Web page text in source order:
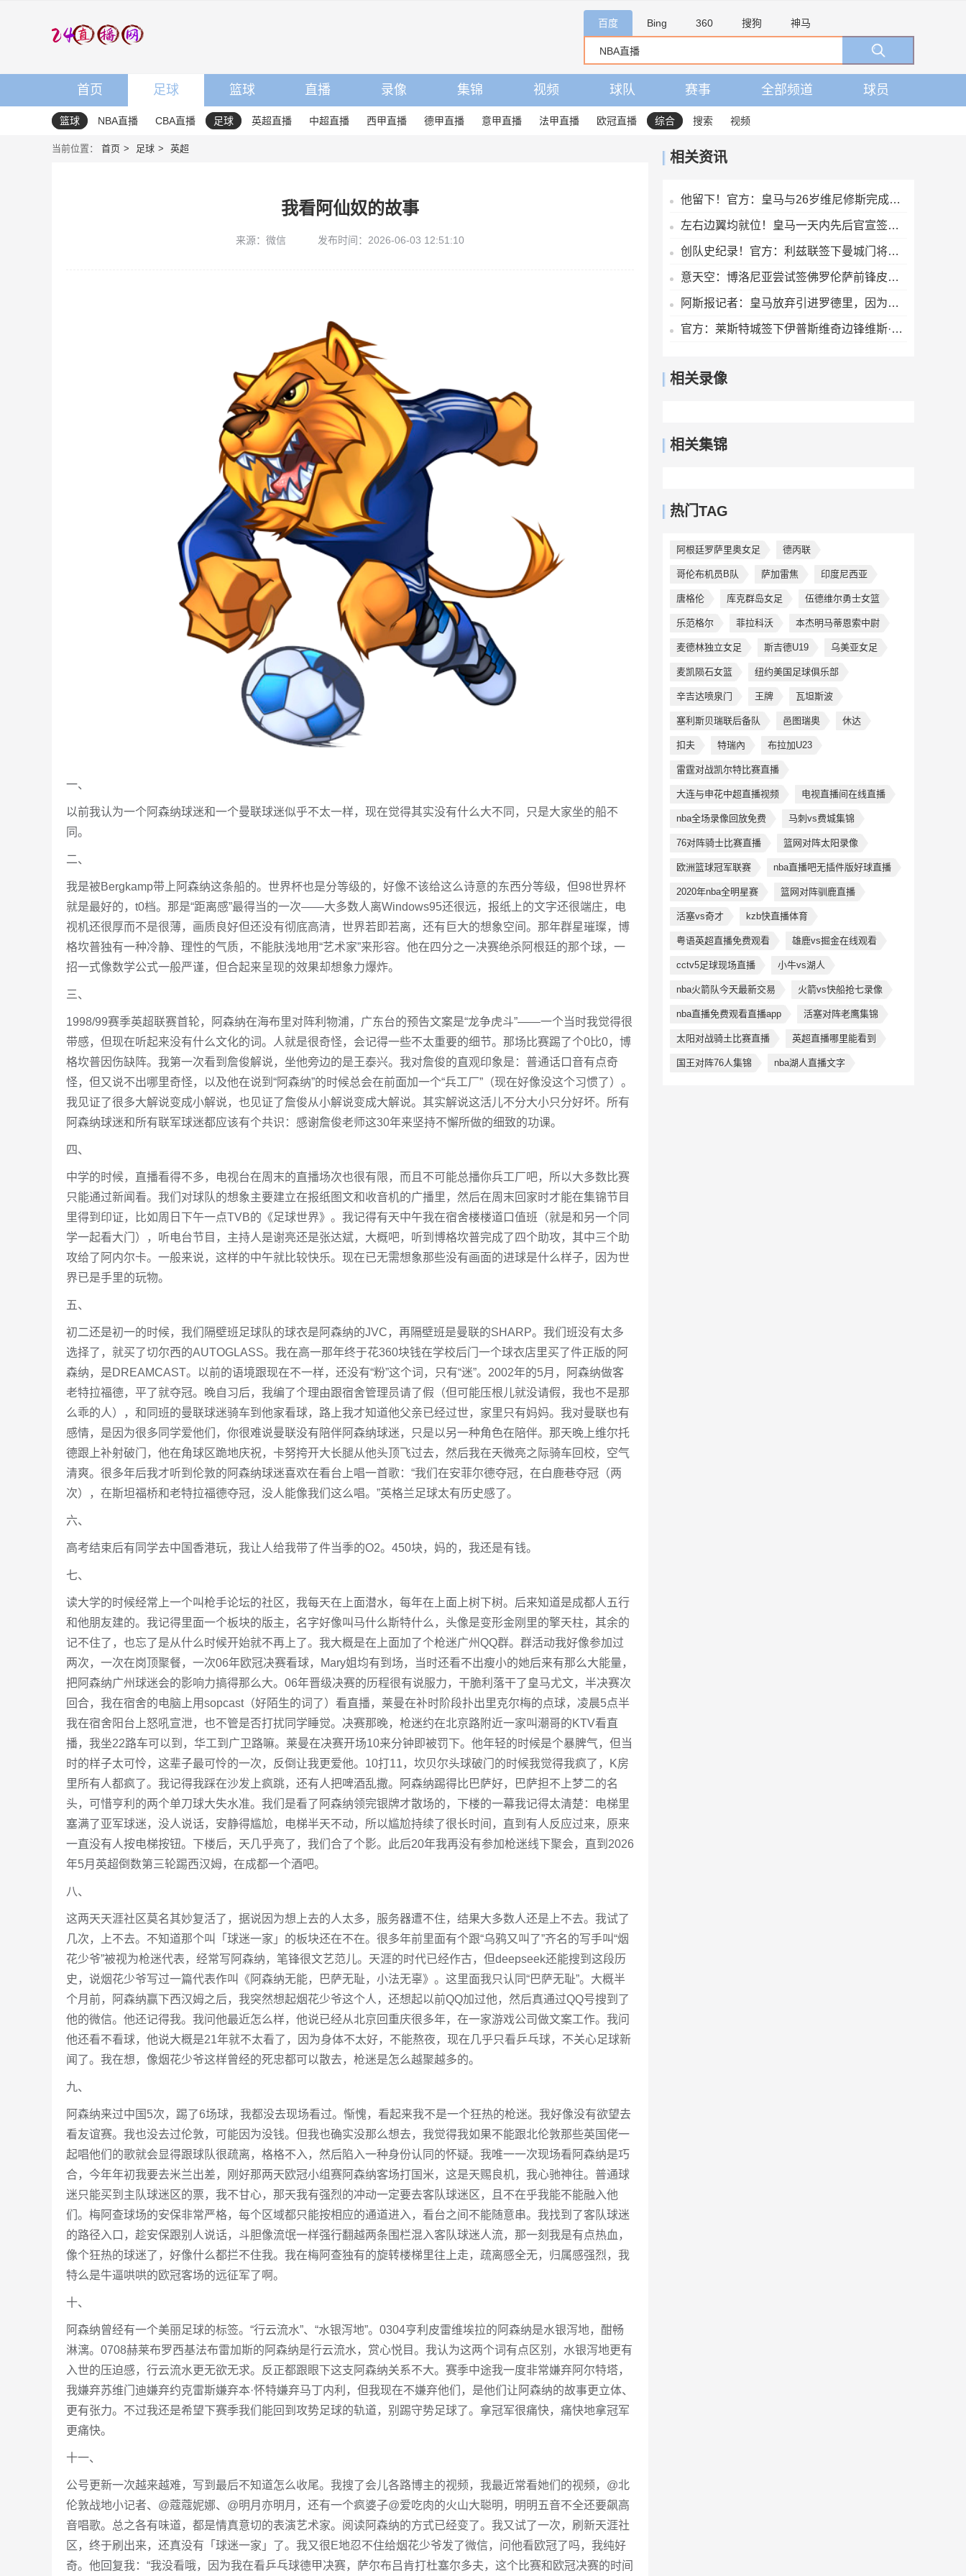
百度 Bing 360 搜狗 神马
首页 足球 篮球 直播 录像 集锦 视频 球队 赛事 全部频道 球员
篮球 NBA直播 CBA直播 足球 英超直播 中超直播 西甲直播 德甲直播 意甲直播 法甲直播 欧冠直播 综合 搜索 视频
当前位置： 首页 足球 英超
我看阿仙奴的故事
来源：微信 发布时间：2026-06-03 12:51:10
一、
以前我认为一个阿森纳球迷和一个曼联球迷似乎不太一样，现在觉得其实没有什么大不同，只是大家坐的船不
同。
二、
我是被Bergkamp带上阿森纳这条船的。世界杯也是分等级的，好像不该给这么诗意的东西分等级，但98世界杯
就是最好的，t0档。那是“距离感”最得当的一次——大多数人离Windows95还很远，报纸上的文字还很端庄，电
视机还很厚而不是很薄，画质良好但还没有彻底高清，世界若即若离，还有巨大的想象空间。那年群星璀璨，博
格坎普独有一种冷静、理性的气质，不能肤浅地用“艺术家”来形容。他在四分之一决赛绝杀阿根廷的那个球，一
招一式像数学公式一般严谨，但合起来呈现的效果却想象力爆炸。
三、
1998/99赛季英超联赛首轮，阿森纳在海布里对阵利物浦，广东台的预告文案是“龙争虎斗”——一个当时我觉得很
带感，但现在听起来没有什么文化的词。人就是很奇怪，会记得一些不太重要的细节。那场比赛踢了个0比0，博
格坎普因伤缺阵。我第一次看到詹俊解说，坐他旁边的是王泰兴。我对詹俊的直观印象是：普通话口音有点奇
怪，但又说不出哪里奇怪，以及他在说到“阿森纳”的时候总会在前面加一个“兵工厂”（现在好像没这个习惯了）。
我见证了很多大解说变成小解说，也见证了詹俊从小解说变成大解说。其实解说这活儿不分大小只分好坏。所有
阿森纳球迷和所有联军球迷都应该有个共识：感谢詹俊老师这30年来坚持不懈所做的细致的功课。
四、
中学的时候，直播看得不多，电视台在周末的直播场次也很有限，而且不可能总播你兵工厂吧，所以大多数比赛
只能通过新闻看。我们对球队的想象主要建立在报纸图文和收音机的广播里，然后在周末回家时才能在集锦节目
里得到印证，比如周日下午一点TVB的《足球世界》。我记得有天中午我在宿舍楼楼道口值班（就是和另一个同
学一起看大门），听电台节目，主持人是谢亮还是张达斌，大概吧，听到博格坎普完成了四个助攻，其中三个助
攻给了阿内尔卡。一般来说，这样的中午就比较快乐。现在已无需想象那些没有画面的进球是什么样子，因为世
界已是手里的玩物。
五、
初二还是初一的时候，我们隔壁班足球队的球衣是阿森纳的JVC，再隔壁班是曼联的SHARP。我们班没有太多
选择了，就买了切尔西的AUTOGLASS。我在高一那年终于花360块钱在学校后门一个球衣店里买了件正版的阿
森纳，是DREAMCAST。以前的语境跟现在不一样，还没有“粉”这个词，只有“迷”。2002年的5月，阿森纳做客
老特拉福德，平了就夺冠。晚自习后，我编了个理由跟宿舍管理员请了假（但可能压根儿就没请假，我也不是那
么乖的人），和同班的曼联球迷骑车到他家看球，路上我才知道他父亲已经过世，家里只有妈妈。我对曼联也有
感情，是因为很多同学爱他们，你很难说曼联没有陪伴阿森纳球迷，只是以另一种角色在陪伴。那天晚上维尔托
德跟上补射破门，他在角球区跪地庆祝，卡努挎开大长腿从他头顶飞过去，然后我在天微亮之际骑车回校，空气
清爽。很多年后我才听到伦敦的阿森纳球迷喜欢在看台上唱一首歌：“我们在安菲尔德夺冠，在白鹿巷夺冠（两
次），在斯坦福桥和老特拉福德夺冠，没人能像我们这么唱。”英格兰足球太有历史感了。
六、
高考结束后有同学去中国香港玩，我让人给我带了件当季的O2。450块，妈的，我还是有钱。
七、
读大学的时候经常上一个叫枪手论坛的社区，我每天在上面潜水，每年在上面上树下树。后来知道是成都人五行
和他朋友建的。我记得里面一个板块的版主，名字好像叫马什么斯特什么，头像是变形金刚里的擎天柱，其余的
记不住了，也忘了是从什么时候开始就不再上了。我大概是在上面加了个枪迷广州QQ群。群活动我好像参加过
两次，一次在岗顶聚餐，一次06年欧冠决赛看球，Mary姐均有到场，当时还看不出瘦小的她后来有那么大能量，
把阿森纳广州球迷会的影响力搞得那么大。06年晋级决赛的历程很有说服力，干脆利落干了皇马尤文，半决赛次
回合，我在宿舍的电脑上用sopcast（好陌生的词了）看直播，莱曼在补时阶段扑出里克尔梅的点球，凌晨5点半
我在宿舍阳台上怒吼宣泄，也不管是否打扰同学睡觉。决赛那晚，枪迷约在北京路附近一家叫潮哥的KTV看直
播，我坐22路车可以到，华工到广卫路嘛。莱曼在决赛开场10来分钟即被罚下。他年轻的时候是个暴脾气，但当
时的样子太可怜，这辈子最可怜的一次，反倒让我更爱他。10打11，坎贝尔头球破门的时候我觉得我疯了，K房
里所有人都疯了。我记得我踩在沙发上疯跳，还有人把啤酒乱撒。阿森纳踢得比巴萨好，巴萨担不上梦二的名
头，可惜亨利的两个单刀球大失水准。我们是看了阿森纳领完银牌才散场的，下楼的一幕我记得太清楚：电梯里
塞满了亚军球迷，没人说话，安静得尴尬，电梯半天不动，所以尴尬持续了很长时间，直到有人反应过来，原来
一直没有人按电梯按钮。下楼后，天几乎亮了，我们合了个影。此后20年我再没有参加枪迷线下聚会，直到2026
年5月英超倒数第三轮踢西汉姆，在成都一个酒吧。
八、
这两天天涯社区莫名其妙复活了，据说因为想上去的人太多，服务器遭不住，结果大多数人还是上不去。我试了
几次，上不去。不知道那个叫「球迷一家」的板块还在不在。很多年前里面有个跟“乌鸦又叫了”齐名的写手叫“烟
花少爷”被视为枪迷代表，经常写阿森纳，笔锋很文艺范儿。天涯的时代已经作古，但deepseek还能搜到这段历
史，说烟花少爷写过一篇代表作叫《阿森纳无能，巴萨无耻，小法无辜》。这里面我只认同“巴萨无耻”。大概半
个月前，阿森纳赢下西汉姆之后，我突然想起烟花少爷这个人，还想起以前QQ加过他，然后真通过QQ号搜到了
他的微信。他还记得我。我问他最近怎么样，他说已经从北京回重庆很多年，在一家游戏公司做文案工作。我问
他还看不看球，他说大概是21年就不太看了，因为身体不太好，不能熬夜，现在几乎只看乒乓球，不关心足球新
闻了。我在想，像烟花少爷这样曾经的死忠都可以散去，枪迷是怎么越聚越多的。
九、
阿森纳来过中国5次，踢了6场球，我都没去现场看过。惭愧，看起来我不是一个狂热的枪迷。我好像没有欲望去
看友谊赛。我也没去过伦敦，可能因为没钱。但我也确实没那么想去，我觉得我如果不能跟北伦敦那些英国佬一
起唱他们的歌就会显得跟球队很疏离，格格不入，然后陷入一种身份认同的怀疑。我唯一一次现场看阿森纳是巧
合，今年年初我要去米兰出差，刚好那两天欧冠小组赛阿森纳客场打国米，这是天赐良机，我心驰神往。普通球
迷只能买到主队球迷区的票，我不甘心，那天我有强烈的冲动一定要去客队球迷区，且不在乎我能不能融入他
们。梅阿查球场的安保非常严格，每个区域都只能按相应的通道进入，看台之间不能随意串。我找到了客队球迷
的路径入口，趁安保跟别人说话，斗胆像流氓一样强行翻越两条围栏混入客队球迷人流，那一刻我是有点热血，
像个狂热的球迷了，好像什么都拦不住我。我在梅阿查独有的旋转楼梯里往上走，疏离感全无，归属感强烈，我
特么是牛逼哄哄的欧冠客场的远征军了啊。
十、
阿森纳曾经有一个美丽足球的标签。“行云流水”、“水银泻地”。0304亨利皮雷维埃拉的阿森纳是水银泻地，酣畅
淋漓。0708赫莱布罗西基法布雷加斯的阿森纳是行云流水，赏心悦目。我认为这两个词有点区别，水银泻地更有
入世的压迫感，行云流水更无欲无求。反正都跟眼下这支阿森纳关系不大。赛季中途我一度非常嫌弃阿尔特塔，
我嫌弃苏维门迪嫌弃约克雷斯嫌弃本·怀特嫌弃马丁内利，但我现在不嫌弃他们，是他们让阿森纳的故事更立体、
更有张力。不过我还是希望下赛季我们能回到攻势足球的轨道，别踢守势足球了。拿冠军很痛快，痛快地拿冠军
更痛快。
十一、
公号更新一次越来越难，写到最后不知道怎么收尾。我搜了会儿各路博主的视频，我最近常看她们的视频，@北
伦敦战地小记者、@蔻蔻妮娜、@明月亦明月，还有一个疯婆子@爱吃肉的火山大聪明，明明五音不全还要飙高
音唱歌。总之各有味道，都是情真意切的表演艺术家。阅读阿森纳的方式已经变了。我又试了一次，刷新天涯社
区，终于刷出来，还真没有「球迷一家」了。我又很E地忍不住给烟花少爷发了微信，问他看欧冠了吗，我纯好
奇。他回复我：“我没看哦，因为我在看乒乓球德甲决赛，萨尔布吕肯打杜塞尔多夫，这个比赛和欧冠决赛的时间
相关资讯
他留下！官方：皇马与26岁维尼修斯完成续约，新合同至2032年
左右边翼均就位！皇马一天内先后官宣签下迪奥曼德、续约维尼修斯
创队史纪录！官方：利兹联签下曼城门将特拉福德，总价4500万镑
意天空：博洛尼亚尝试签佛罗伦萨前锋皮科利 已准备永久转会报价
阿斯报记者：皇马放弃引进罗德里，因为球员本人已经明确拒绝加盟
官方：莱斯特城签下伊普斯维奇边锋维斯·伯恩斯，签约3年
相关录像
相关集锦
热门TAG
阿根廷罗萨里奥女足 德丙联
哥伦布机员B队 萨加雷焦 印度尼西亚
唐格伦 库克群岛女足 伍德维尔勇士女篮
乐范格尔 菲拉科沃 本杰明马蒂恩索中尉
麦德林独立女足 斯吉德U19 乌美亚女足
麦凯陨石女篮 纽约美国足球俱乐部
辛吉达喷泉门 王牌 瓦坦斯波
塞利斯贝瑞联后备队 邑图瑞奥 休达
扣夫 特瑞內 布拉加U23
雷霆对战凯尔特比赛直播
大连与申花中超直播视频 电视直播间在线直播
nba全场录像回放免费 马刺vs费城集锦
76对阵骑士比赛直播 篮网对阵太阳录像
欧洲篮球冠军联赛 nba直播吧无插件版好球直播
2020年nba全明星赛 篮网对阵驯鹿直播
活塞vs奇才 kzb快直播体育
粤语英超直播免费观看 雄鹿vs掘金在线观看
cctv5足球现场直播 小牛vs湖人
nba火箭队今天最新交易 火箭vs快船抢七录像
nba直播免费观看直播app 活塞对阵老鹰集锦
太阳对战骑土比赛直播 英超直播哪里能看到
国王对阵76人集锦 nba湖人直播文字